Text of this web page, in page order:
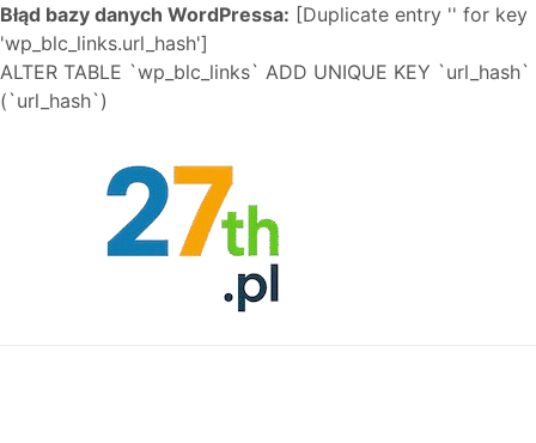
Błąd bazy danych WordPressa: [Duplicate entry '' for key
'wp_blc_links.url_hash']
ALTER TABLE `wp_blc_links` ADD UNIQUE KEY `url_hash`
(`url_hash`)